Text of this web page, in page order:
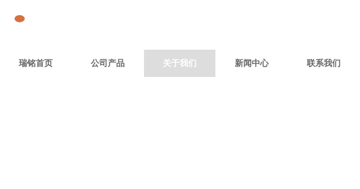
瑞铭首页 公司产品 关于我们 新闻中心 联系我们